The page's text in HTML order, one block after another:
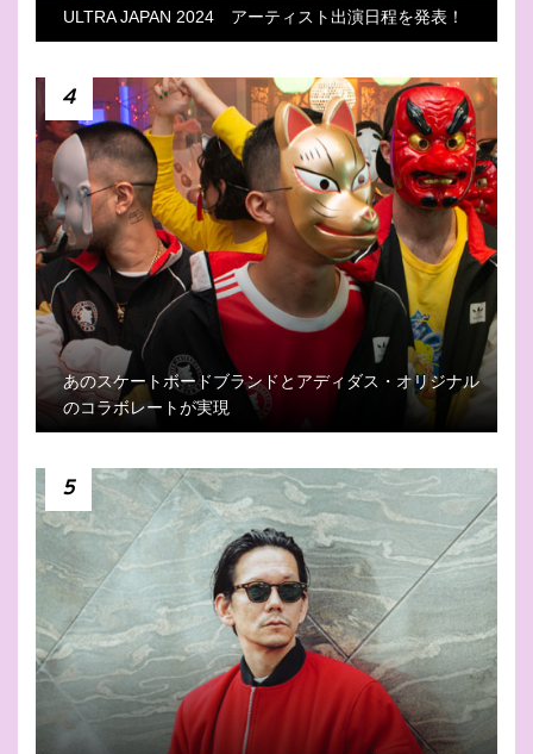
ULTRA JAPAN 2024 アーティスト出演日程を発表！
4
あのスケートボードブランドとアディダス・オリジナル
のコラボレートが実現
5